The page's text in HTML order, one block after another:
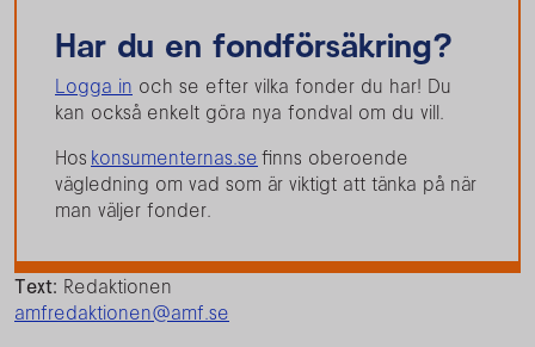
Har du en fondförsäkring?
Logga in och se efter vilka fonder du har! Du
kan också enkelt göra nya fondval om du vill.
Hos konsumenternas.se finns oberoende
vägledning om vad som är viktigt att tänka på när
man väljer fonder.
Text: Redaktionen
amfredaktionen@amf.se